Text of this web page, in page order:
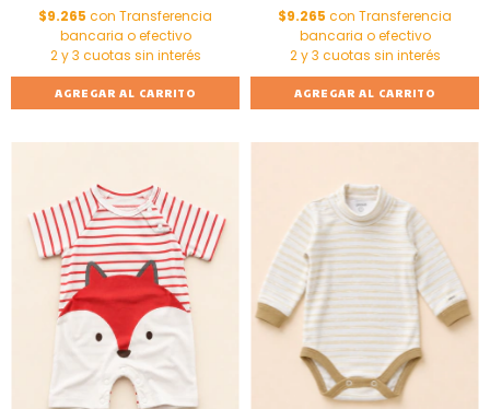
$9.265 con Transferencia
bancaria o efectivo
AGREGAR AL CARRITO
$9.265 con Transferencia
bancaria o efectivo
AGREGAR AL CARRITO